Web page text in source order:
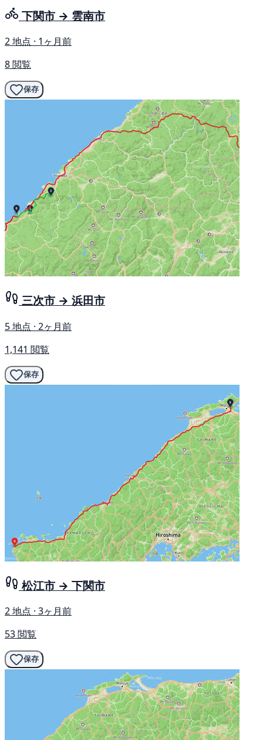
下関市 → 雲南市
2 地点 · 1ヶ月前
8 閲覧
保存
三次市 → 浜田市
5 地点 · 2ヶ月前
1,141 閲覧
保存
松江市 → 下関市
2 地点 · 3ヶ月前
53 閲覧
保存